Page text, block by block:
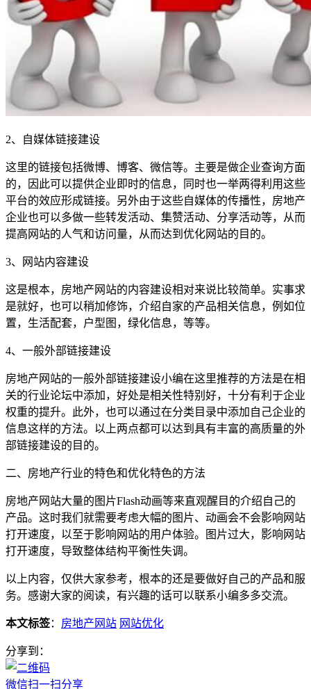
2、自媒体链接建设
这里的链接包括微博、博客、微信等。主要是做企业查询方面
的，因此可以提供企业即时的信息，同时也一举两得利用这些
平台的效应形成链接。另外由于这些自媒体的传播性，房地产
企业也可以多做一些转发活动、集赞活动、分享活动等，从而
提高网站的人气和访问量，从而达到优化网站的目的。
3、网站内容建设
这是根本，房地产网站的内容建设相对来说比较简单。实事求
是就好，也可以稍加修饰，介绍自家的产品相关信息，例如位
置，生活配套，户型图，绿化信息，等等。
4、一般外部链接建设
房地产网站的一般外部链接建设小编在这里推荐的方法是在相
关的行业论坛中添加，好处是相关性特别好，十分有利于企业
权重的提升。此外，也可以通过在分类目录中添加自己企业的
信息这样的方法。以上两点都可以达到具有丰富的高质量的外
部链接建设的目的。
二、房地产行业的特色和优化特色的方法
房地产网站大量的图片Flash动画等来直观醒目的介绍自己的
产品。这时我们就需要考虑大幅的图片、动画会不会影响网站
打开速度，以至于影响网站的用户体验。图片过大，影响网站
打开速度，导致整体结构平衡性失调。
以上内容，仅供大家参考，根本的还是要做好自己的产品和服
务。感谢大家的阅读，有兴趣的话可以联系小编多多交流。
本文标签： 房地产网站 网站优化
分享到：
微信扫一扫分享